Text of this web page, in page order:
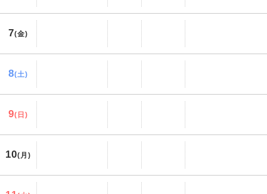
7(金)
8(土)
9(日)
10(月)